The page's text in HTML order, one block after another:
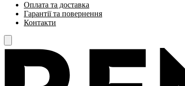
Оплата та доставка
Гарантії та повернення
Контакти